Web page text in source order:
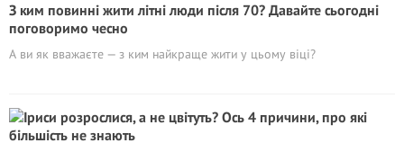
З ким повинні жити літні люди після 70? Давайте сьогодні
поговоримо чесно
А ви як вважаєте — з ким найкраще жити у цьому віці?